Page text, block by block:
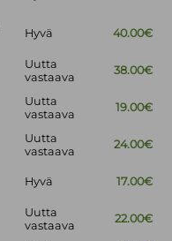
Hyvä 40.00€
Uutta
vastaava
38.00€
Uutta
vastaava
19.00€
Uutta
vastaava
24.00€
Hyvä 17.00€
Uutta
vastaava
22.00€